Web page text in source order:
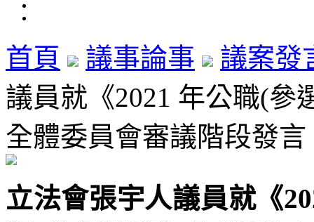
首頁 議事論事
議案發
議員就《2021 年公職(參
全體委員會審議階段發言
立法會張宇人議員就《